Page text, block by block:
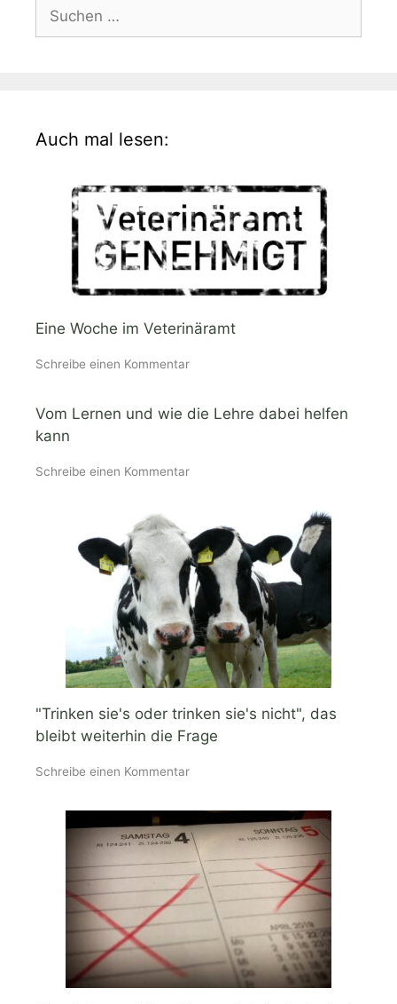
Suchen
nach:
Auch mal lesen:
Eine Woche im Veterinäramt
Schreibe einen Kommentar
Vom Lernen und wie die Lehre dabei helfen
kann
Schreibe einen Kommentar
"Trinken sie's oder trinken sie's nicht", das
bleibt weiterhin die Frage
Schreibe einen Kommentar